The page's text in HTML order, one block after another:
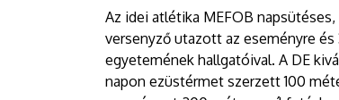
Az idei atlétika MEFOB
versenyző utazott az eseményre
egyetemének hallgatóival. A DE
napon ezüstérmet szerzett 100